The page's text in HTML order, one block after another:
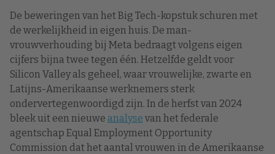
De beweringen van het Big Tech-kopstuk schuren met
de werkelijkheid in eigen huis. De man-
vrouwverhouding bij Meta bedraagt volgens eigen
cijfers bijna twee tegen één. Hetzelfde geldt voor
Silicon Valley als geheel, waar vrouwelijke, zwarte en
Latijns-Amerikaanse werknemers sterk
ondervertegenwoordigd zijn. In de herfst van 2024
bleek uit een nieuwe analyse van het federale
agentschap Equal Employment Opportunity
Commission dat het aantal vrouwen in de Amerikaanse